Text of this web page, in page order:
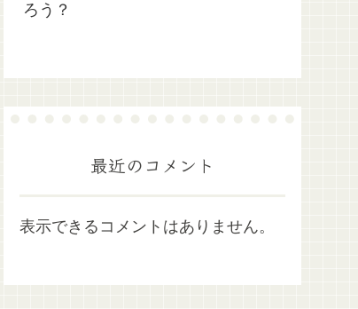
ろう？
最近のコメント
表示できるコメントはありません。